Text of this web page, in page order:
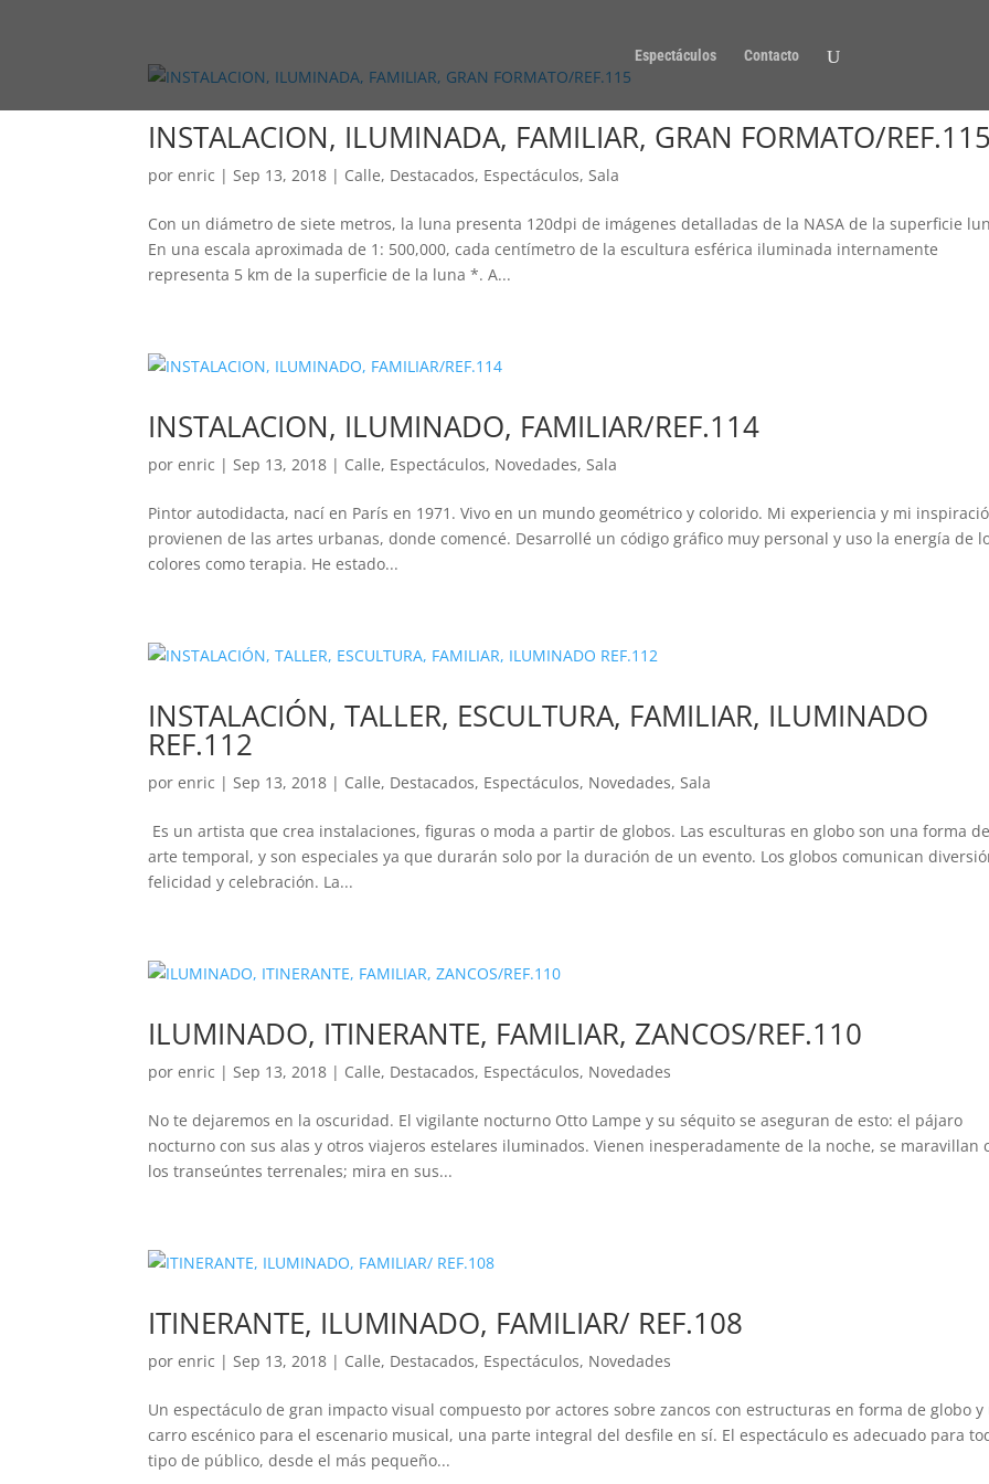
Espectáculos Contacto
INSTALACION, ILUMINADA, FAMILIAR, GRAN FORMATO/REF.115
porenric |Sep 13, 2018 | Calle, Destacados, Espectáculos,Sala
Con un diámetro de siete metros, la luna presenta 120dpi de imágenes detalladas de la NASA de la superficie
En una escala aproximada de 1: 500,000, cada centímetro de la escultura esférica iluminada internamente
representa 5 km de la superficie de la luna *. A...
INSTALACION, ILUMINADO, FAMILIAR/REF.114
porenric |Sep 13, 2018 | Calle, Espectáculos, Novedades,Sala
Pintor autodidacta, nací en París en 1971. Vivo en un mundo geométrico y colorido. Mi experiencia y mi
provienen de las artes urbanas, donde comencé. Desarrollé un código gráfico muy personal y uso la energía de
colores como terapia. He estado...
INSTALACIÓN, TALLER, ESCULTURA, FAMILIAR, ILUMINADO
REF.112
porenric |Sep 13, 2018 | Calle, Destacados, Espectáculos, Novedades,Sala
Es un artista que crea instalaciones, figuras o moda a partir de globos. Las esculturas en globo son una forma de
arte temporal, y son especiales ya que durarán solo por la duración de un evento. Los globos comunican
felicidad y celebración. La...
ILUMINADO, ITINERANTE, FAMILIAR, ZANCOS/REF.110
porenric |Sep 13, 2018 | Calle, Destacados, Espectáculos, Novedades
No te dejaremos en la oscuridad. El vigilante nocturno Otto Lampe y su séquito se aseguran de esto: el pájaro
nocturno con sus alas y otros viajeros estelares iluminados. Vienen inesperadamente de la noche, se maravillan
los transeúntes terrenales; mira en sus...
ITINERANTE, ILUMINADO, FAMILIAR/ REF.108
porenric |Sep 13, 2018 | Calle, Destacados, Espectáculos, Novedades
Un espectáculo de gran impacto visual compuesto por actores sobre zancos con estructuras en forma de globo y
carro escénico para el escenario musical, una parte integral del desfile en sí. El espectáculo es adecuado para
tipo de público, desde el más pequeño...